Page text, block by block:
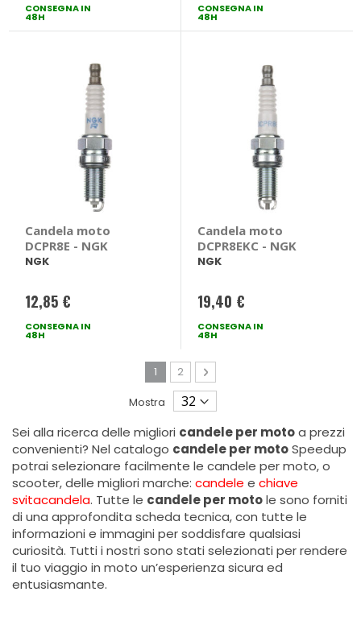
CONSEGNA IN
48H
CONSEGNA IN
48H
Candela moto
DCPR8E - NGK
NGK
12,85 €
CONSEGNA IN
48H
Candela moto
DCPR8EKC - NGK
NGK
19,40 €
CONSEGNA IN
48H
Pagina
Attualmente stai leggendo la pagina
1 Pagina
2 Pagina
Avanti
Mostra
Sei alla ricerca delle migliori candele per motoa prezzi
convenienti? Nel catalogo candele per motoSpeedup
potrai selezionare facilmente le candele per moto, o
scooter, delle migliori marche: candele e chiave
svitacandela. Tutte le candele per motole sono forniti
di una approfondita scheda tecnica, con tutte le
informazioni e immagini per soddisfare qualsiasi
curiosità. Tutti i nostri sono stati selezionati per rendere
il tuo viaggio in moto un’esperienza sicura ed
entusiasmante.